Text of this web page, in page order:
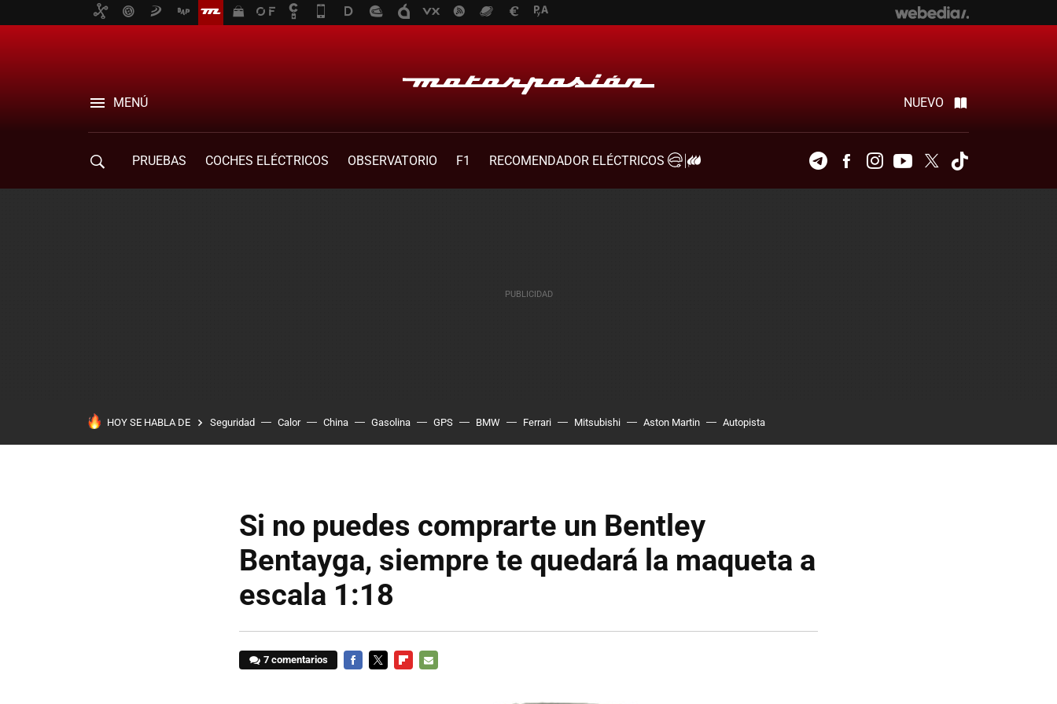
MENÚ NUEVO
PRUEBAS COCHES ELÉCTRICOS OBSERVATORIO F1
RECOMENDADOR ELÉCTRICOS
TelegramFacebookInstagramYoutubeTwitter
HOY SE HABLA DE Seguridad Calor China Gasolina GPS BMW Ferrari Mitsubishi Aston Martin Autopista
Si no puedes comprarte un Bentley
Bentayga, siempre te quedará la maqueta a
escala 1:18
7 comentarios